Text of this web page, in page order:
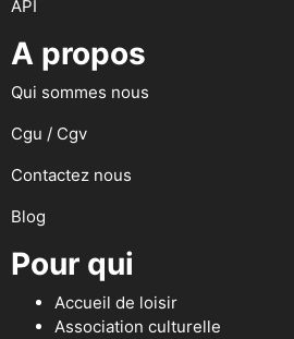
API
A propos
Qui sommes nous
Cgu / Cgv
Contactez nous
Blog
Pour qui
Accueil de loisir
Association culturelle